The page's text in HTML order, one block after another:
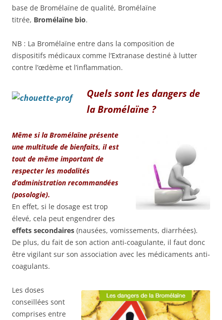
base de Bromélaïne de qualité, Bromélaïne
titrée, Bromélaïne bio.
NB : La Bromélaïne entre dans la composition de
dispositifs médicaux comme l’Extranase destiné à lutter
contre l’œdème et l’inflammation.
Quels sont les dangers de
la Bromélaïne ?
Même si la Bromélaïne présente
une multitude de bienfaits, il est
tout de même important de
respecter les modalités
d’administration recommandées
(posologie).
En effet, si le dosage est trop
élevé, cela peut engendrer des
effets secondaires (nausées, vomissements, diarrhées).
De plus, du fait de son action anti-coagulante, il faut donc
être vigilant sur son association avec les médicaments anti-
coagulants.
Les doses
conseillées sont
comprises entre